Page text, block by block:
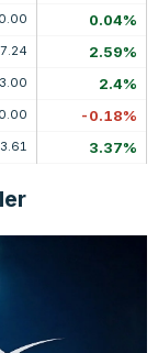
0.04%
2.59%
2.4%
-0.18%
3.37%